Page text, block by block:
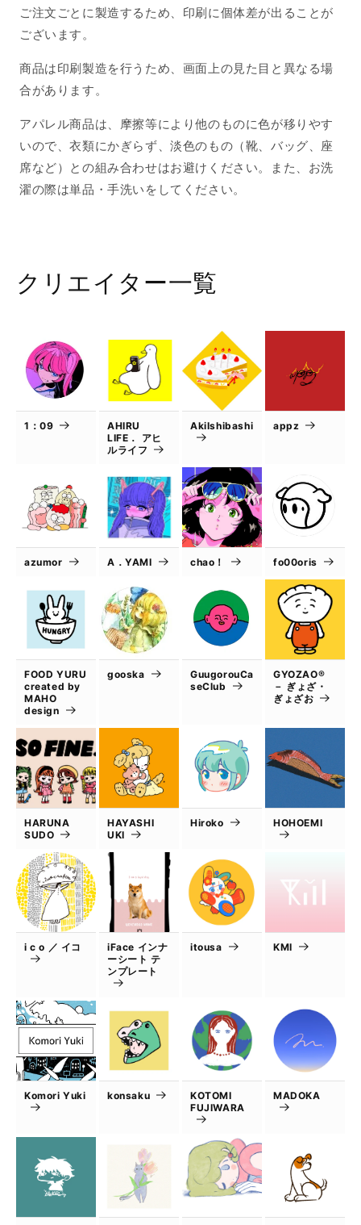
ご注文ごとに製造するため、印刷に個体差が出ることが
ございます。
商品は印刷製造を行うため、画面上の見た目と異なる場
合があります。
アパレル商品は、摩擦等により他のものに色が移りやす
いので、衣類にかぎらず、淡色のもの（靴、バッグ、座
席など）との組み合わせはお避けください。また、お洗
濯の際は単品・手洗いをしてください。
クリエイター一覧
1：09
AHIRU
LIFE． アヒ
ルライフ
AkiIshibashi appz
azumor A．YAMI chao！ fo00oris
FOOD YURU
created by
MAHO
design
gooska
GuugorouCa
seClub
GYOZAO®
－ ぎょざ・
ぎょざお
HARUNA
SUDO
HAYASHI
UKI
Hiroko HOHOEMI
i c o ／ イコ
iFace インナ
ーシート テ
ンプレート
itousa KMI
Komori Yuki konsaku
KOTOMI
FUJIWARA
MADOKA